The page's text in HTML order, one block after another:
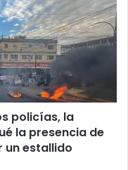
policías, la
la presencia de
un estallido